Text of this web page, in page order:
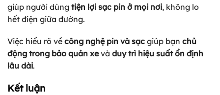
giúp người dùng tiện lợi sạc pin ở mọi nơi, không lo
hết điện giữa đường.
Việc hiểu rõ về công nghệ pin và sạc giúp bạn chủ
động trong bảo quản xevà duy trì hiệu suất ổn định
lâu dài.
Kết luận